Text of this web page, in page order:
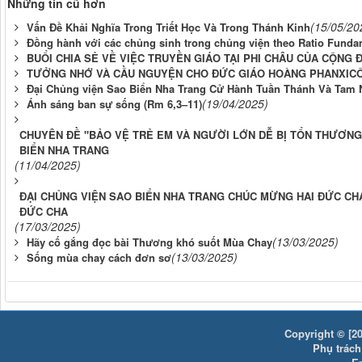
Những tin cũ hơn
Vấn Đề Khải Nghĩa Trong Triết Học Và Trong Thánh Kinh(15/05/
Đồng hành với các chủng sinh trong chủng viện theo Ratio
BUỔI CHIA SẺ VỀ VIỆC TRUYỀN GIÁO TẠI PHI CHÂU CỦA
TƯỞNG NHỚ VÀ CẦU NGUYỆN CHO ĐỨC GIÁO HOÀNG
Đại Chủng viện Sao Biển Nha Trang Cử Hành Tuần Thánh Và Tam
Ánh sáng ban sự sống (Rm 6,3–11)(19/04/2025)
CHUYÊN ĐỀ "BẢO VỆ TRẺ EM VÀ NGƯỜI LỚN DỄ BỊ TỔN
BIỂN NHA TRANG
(11/04/2025)
ĐẠI CHỦNG VIỆN SAO BIỂN NHA TRANG CHÚC MỪNG HAI ĐỨC
ĐỨC CHA
(17/03/2025)
Hãy cố gắng đọc bài Thương khó suốt Mùa Chay(13/03/2025)
Sống mùa chay cách đơn sơ(13/03/2025)
Copyright ©
Phụ